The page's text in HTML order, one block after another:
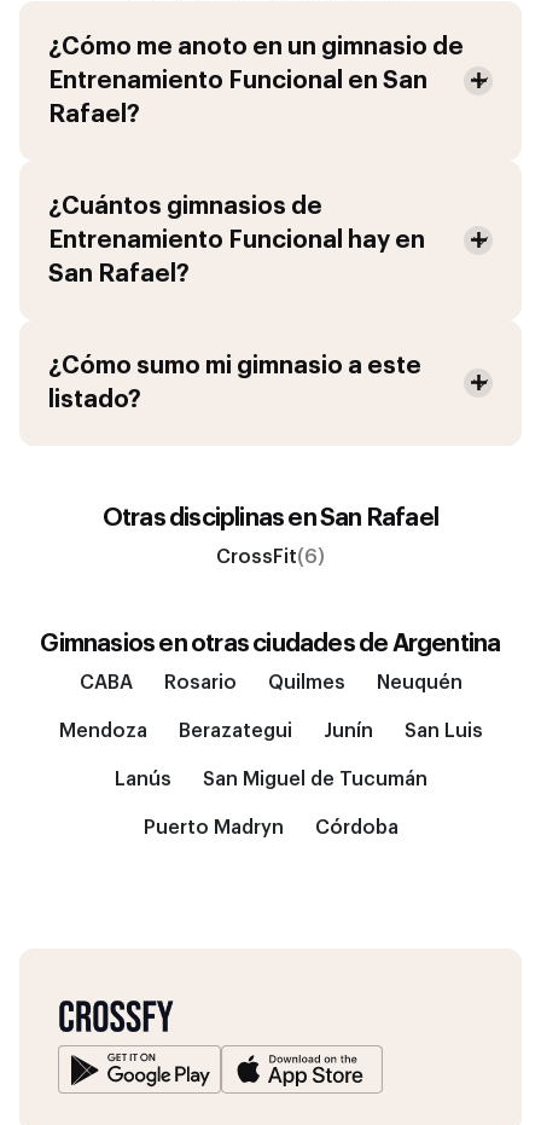
¿Cómo me anoto en un gimnasio de
Entrenamiento Funcional en San
Rafael ?
¿Cuántos gimnasios de
Entrenamiento Funcional
hay en
San Rafael ?
¿Cómo sumo mi gimnasio a este
listado?
Otras disciplinas enSan Rafael
CrossFit(6)
Gimnasios en otras ciudades de Argentina
CABA Rosario Quilmes Neuquén
Mendoza Berazategui Junín San Luis
Lanús San Miguel de Tucumán
Puerto Madryn Córdoba